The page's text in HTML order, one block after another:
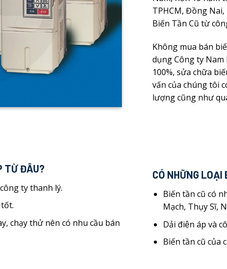
TPHCM, Đồng
Biến Tần Cũ từ
Không mua bán
dụng Công ty
100%, sửa chữa
vấn của chúng tôi
lượng cũng như
TỪ ĐÂU?
ty thanh lý.
chạy thử nên có nhu cầu bán
CÓ NHỮNG
Biến tần cũ có
Mạch, Thụy Sĩ,
Dải điện áp và
Biến tần cũ của